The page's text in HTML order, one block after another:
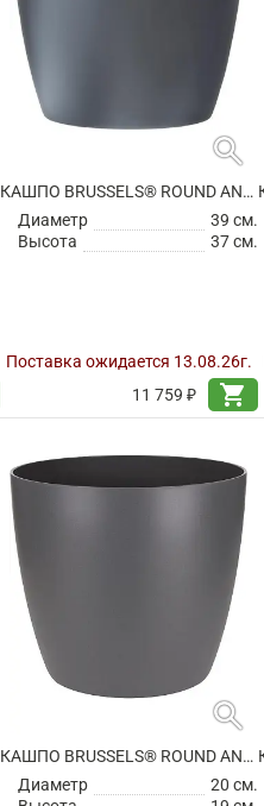
search
КАШПО BRUSSELS® ROUND ANTHRACITE НА КОЛЕСИКАХ
Диаметр
39 см.
Высота
37 см.
Поставка ожидается 13.08.26г.
11 759 ₽
shopping_cart
search
КАШПО BRUSSELS® ROUND ANTHRACITE
Диаметр
20 см.